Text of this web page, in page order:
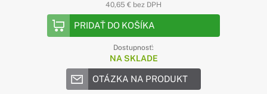
40,65 € bez DPH
PRIDAŤ DO KOŠÍKA
Dostupnosť:
NA SKLADE
OTÁZKA NA PRODUKT